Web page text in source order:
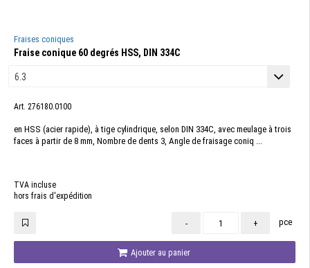
Fraises coniques
Fraise conique 60 degrés HSS, DIN 334C
Art. 276180.0100
en HSS (acier rapide), à tige cylindrique, selon DIN 334C, avec meulage à trois
faces à partir de 8 mm, Nombre de dents 3, Angle de fraisage coniq ...
TVA incluse
hors frais d'expédition
- + pce
Ajouter au panier